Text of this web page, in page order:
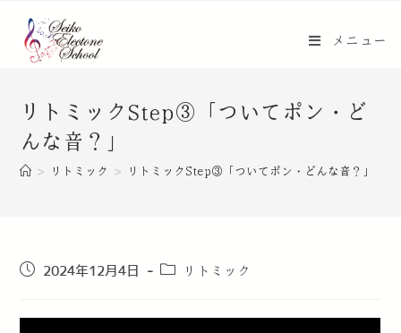
メニュー
リトミックStep③「ついてポン・ど
んな音？」
> リトミック > リトミックStep③「ついてポン・どんな音？」
2024年12月4日 リトミック